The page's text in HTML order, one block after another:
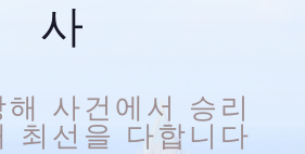
사
사건에서 승리
최선을 다합니다